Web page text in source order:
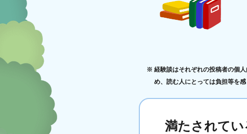
経験談はそれぞれの投稿者の個
め、読む人にとっては負担等を
満たされて